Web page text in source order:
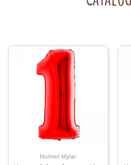
Numeri Mylar